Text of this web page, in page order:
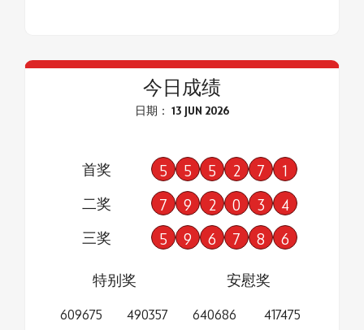
今日成绩
日期： 13 JUN 2026
首奖 5 5 5 2 7 1
二奖 7 9 2 0 3 4
三奖 5 9 6 7 8 6
特别奖
609675
490357
安慰奖
640686
417475